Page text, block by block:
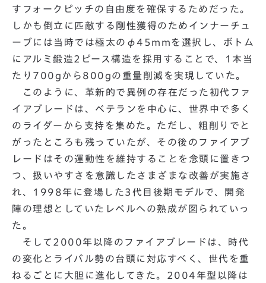
すフォークピッチの自由度を確保するためだった。
しかも倒立に匹敵する剛性獲得のためインナーチュ
ーブには当時では極太のφ45mmを選択し、ボトム
にアルミ鍛造2ピース構造を採用することで、1本当
たり700gから800gの重量削減を実現していた。
このように、革新的で異例の存在だった初代ファ
イアブレードは、ベテランを中心に、世界中で多く
のライダーから支持を集めた。ただし、粗削りでと
がったところも残っていたが、その後のファイアブ
レードはその運動性を維持することを念頭に置きつ
つ、扱いやすさを意識したさまざまな改善が実施さ
れ、1998年に登場した3代目後期モデルで、開発
陣の理想としていたレベルへの熟成が図られていっ
た。
そして2000年以降のファイアブレードは、時代
の変化とライバル勢の台頭に対応すべく、世代を重
ねるごとに大胆に進化してきた。2004年型以降は